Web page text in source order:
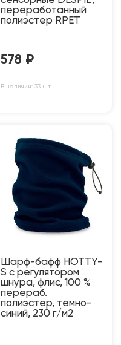
переработанный
полиэстер RPET
578 ₽
В наличии: 33 шт
Шарф-бафф HOTTY-
S с регулятором
шнура, флис, 100 %
перераб.
полиэстер, темно-
синий, 230 г/м2